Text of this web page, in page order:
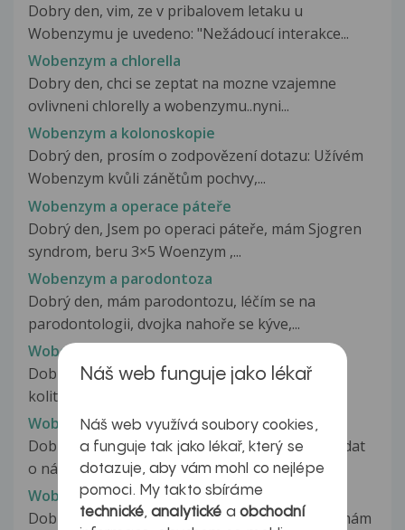
Dobry den, vim, ze v pribalovem letaku u
Wobenzymu je uvedeno: "Nežádoucí interakce...
Wobenzym a chlorella
Dobry den, chci se zeptat na mozne vzajemne
ovlivneni chlorelly a wobenzymu..nyni...
Wobenzym a kolonoskopie
Dobrý den, prosím o zodpovězení dotazu: Užívém
Wobenzym kvůli zánětům pochvy,...
Wobenzym a operace páteře
Dobrý den, Jsem po operaci páteře, mám Sjogren
syndrom, beru 3×5 Woenzym ,...
Wobenzym a parodontoza
Dobrý den, mám parodontozu, léčím se na
parodontologii, dvojka nahoře se kýve,...
Wobenzym a UC
Dobrý večer, přes deset let trpím ulcerozní
kolitidou, rok a půl jsem brala...
Wobenzym a urychlení vstřebání hematomu
Dobrý den pane doktore, chtěla bych Vás požádat
o názor. 24.08 jsem porodila...
Wobenzym na infekci a smytí oranžové žluti
Dobrý den, chtěla bych se jen zeptat, protože mám
Náš web funguje jako lékař
Náš web využívá soubory cookies,
a funguje tak jako lékař, který se
dotazuje, aby vám mohl co nejlépe
pomoci. My takto sbíráme
technické,analytické a obchodní